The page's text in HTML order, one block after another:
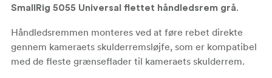
SmallRig 5055 Universal flettet håndledsrem grå.
Håndledsremmen monteres ved at føre rebet direkte
gennem kameraets skulderremsløjfe, som er kompatibel
med de fleste grænseflader til kameraets skulderrem.